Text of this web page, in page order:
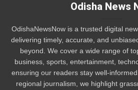
Odisha News
OdishaNewsNow is a trusted digital
delivering timely, accurate, and
beyond. We cover a wide range of
business, sports, entertainment,
ensuring our readers stay well-
regional journalism, we highlight